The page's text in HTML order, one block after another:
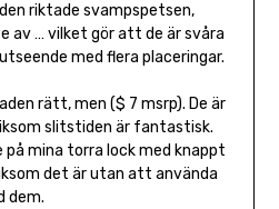
riktade svampspetsen,
av … vilket gör att de är svåra
med flera placeringar.
rätt, men ($ 7 msrp). De är
slitstiden är fantastisk.
på mina torra lock med knappt
det är utan att använda
dem.